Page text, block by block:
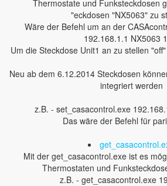
Thermostate und Funksteckdosen
"eckdosen "NX5063" zu
Wäre der Befehl um an der
192.168.1.1 NX5063
Um die Steckdose Unit1 an zu stellen
Neu ab dem 6.12.2014 Steckdosen
integriert werden
z.B. - set_casacontrol.exe
Das wäre der Befehl für
Mit der get_casacontrol.exe ist es
Thermostaten und
z.B. - get_casacontrol.exe